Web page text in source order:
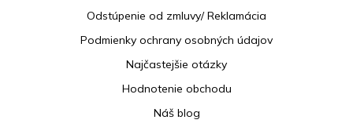
Odstúpenie od zmluvy/ Reklamácia
Podmienky ochrany osobných údajov
Najčastejšie otázky
Hodnotenie obchodu
Náš blog